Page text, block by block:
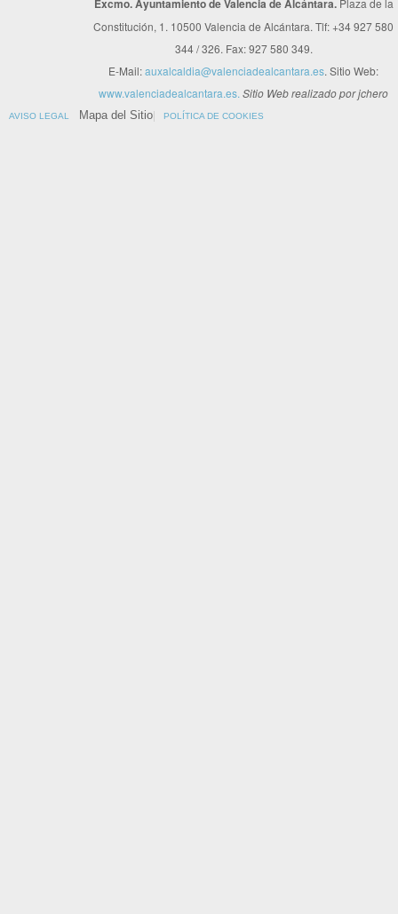
Excmo. Ayuntamiento de Valencia de Alcántara. Plaza de la
Constitución, 1. 10500 Valencia de Alcántara. Tlf: +34 927 580
344 / 326. Fax: 927 580 349.
E-Mail:auxalcaldia@valenciadealcantara.es. Sitio Web:
www.valenciadealcantara.es. Sitio Web realizado por jchero
AVISO LEGAL Mapa del Sitio POLÍTICA DE COOKIES